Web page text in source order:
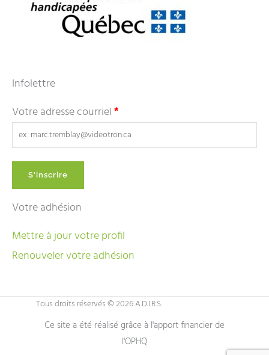
Infolettre
Votre adresse courriel*
Votre adhésion
Mettre à jour votre profil
Renouveler votre adhésion
Tous droits réservés © 2026 A.D.I.R.S.
Ce site a été réalisé grâce à l'apport financier de
l'OPHQ